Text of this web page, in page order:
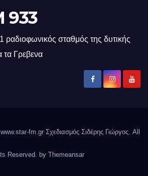
933
σταθμός της δυτικής
τα Γρεβενα
fm.gr Σχεδιασμός Σιδέρης Γιώργος. All
Reserved. by Themeansar